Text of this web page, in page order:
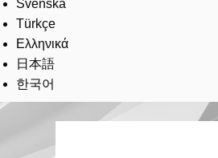
Svenska
Türkçe
Ελληνικά
日本語
한국어